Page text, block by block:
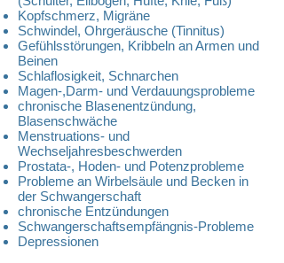
Kopfschmerz, Migräne
Schwindel, Ohrgeräusche (Tinnitus)
Gefühlsstörungen, Kribbeln an Armen und
Beinen
Schlaflosigkeit, Schnarchen
Magen-,Darm- und Verdauungsprobleme
chronische Blasenentzündung,
Blasenschwäche
Menstruations- und
Wechseljahresbeschwerden
Prostata-, Hoden- und Potenzprobleme
Probleme an Wirbelsäule und Becken in
der Schwangerschaft
chronische Entzündungen
Schwangerschaftsempfängnis-Probleme
Depressionen